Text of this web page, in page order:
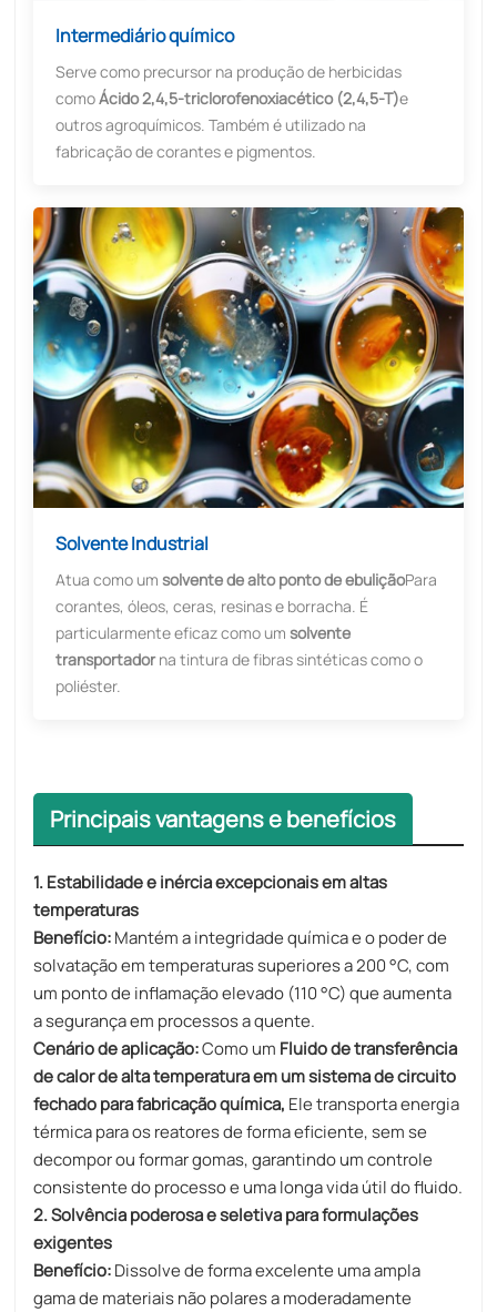
Intermediário químico
Serve como precursor na produção de herbicidas
comoÁcido 2,4,5-triclorofenoxiacético (2,4,5-T)e
outros agroquímicos. Também é utilizado na
fabricação de corantes e pigmentos.
Solvente Industrial
Atua como umsolvente de alto ponto de ebuliçãoPara
corantes, óleos, ceras, resinas e borracha. É
particularmente eficaz como umsolvente
transportadorna tintura de fibras sintéticas como o
poliéster.
Principais vantagens e benefícios
1. Estabilidade e inércia excepcionais em altas
temperaturas
Benefício:Mantém a integridade química e o poder de
solvatação em temperaturas superiores a 200 °C, com
um ponto de inflamação elevado (110 °C) que aumenta
a segurança em processos a quente.
Cenário de aplicação:Como um Fluido de transferência
de calor de alta temperatura em um sistema de circuito
fechado para fabricação química, Ele transporta energia
térmica para os reatores de forma eficiente, sem se
decompor ou formar gomas, garantindo um controle
consistente do processo e uma longa vida útil do fluido.
2. Solvência poderosa e seletiva para formulações
exigentes
Benefício:Dissolve de forma excelente uma ampla
gama de materiais não polares a moderadamente